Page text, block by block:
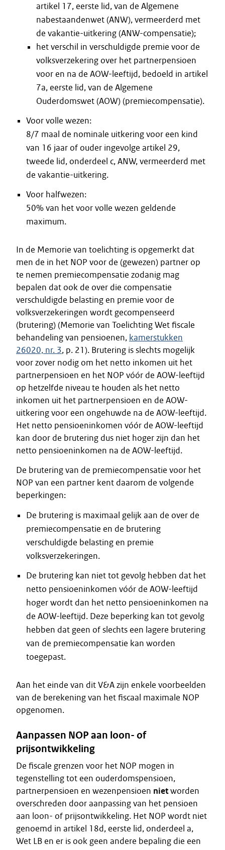
artikel 17, eerste lid, van de Algemene
nabestaandenwet (ANW), vermeerderd met
de vakantie-uitkering (ANW-compensatie);
het verschil in verschuldigde premie voor de
volksverzekering over het partnerpensioen
voor en na de AOW-leeftijd, bedoeld in artikel
7a, eerste lid, van de Algemene
Ouderdomswet (AOW) (premiecompensatie).
Voor volle wezen:
8/7 maal de nominale uitkering voor een kind
van 16 jaar of ouder ingevolge artikel 29,
tweede lid, onderdeel c, ANW, vermeerderd met
de vakantie-uitkering.
Voor halfwezen:
50% van het voor volle wezen geldende
maximum.
In de Memorie van toelichting is opgemerkt dat
men de in het NOP voor de (gewezen) partner op
te nemen premiecompensatie zodanig mag
bepalen dat ook de over die compensatie
verschuldigde belasting en premie voor de
volksverzekeringen wordt gecompenseerd
(brutering) (Memorie van Toelichting Wet fiscale
behandeling van pensioenen, kamerstukken
26020, nr. 3, p. 21). Brutering is slechts mogelijk
voor zover nodig om het netto inkomen uit het
partnerpensioen en het NOP vóór de AOW-leeftijd
op hetzelfde niveau te houden als het netto
inkomen uit het partnerpensioen en de AOW-
uitkering voor een ongehuwde na de AOW-leeftijd.
Het netto pensioeninkomen vóór de AOW-leeftijd
kan door de brutering dus niet hoger zijn dan het
netto pensioeninkomen na de AOW-leeftijd.
De brutering van de premiecompensatie voor het
NOP van een partner kent daarom de volgende
beperkingen:
De brutering is maximaal gelijk aan de over de
premiecompensatie en de brutering
verschuldigde belasting en premie
volksverzekeringen.
De brutering kan niet tot gevolg hebben dat het
netto pensioeninkomen vóór de AOW-leeftijd
hoger wordt dan het netto pensioeninkomen na
de AOW-leeftijd. Deze beperking kan tot gevolg
hebben dat geen of slechts een lagere brutering
van de premiecompensatie kan worden
toegepast.
Aan het einde van dit V&A zijn enkele voorbeelden
van de berekening van het fiscaal maximale NOP
opgenomen.
Aanpassen NOP aan loon- of
prijsontwikkeling
De fiscale grenzen voor het NOP mogen in
tegenstelling tot een ouderdomspensioen,
partnerpensioen en wezenpensioen nietworden
overschreden door aanpassing van het pensioen
aan loon- of prijsontwikkeling. Het NOP wordt niet
genoemd in artikel 18d, eerste lid, onderdeel a,
Wet LB en er is ook geen andere bepaling die een